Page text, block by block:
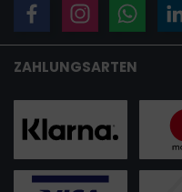
ZAHLUNGSARTEN